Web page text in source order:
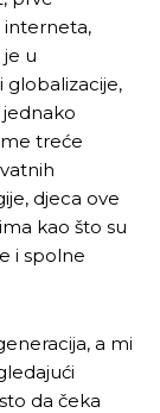
što ste
što ste
interneta,
u
treće
djeca ove
kao što su
i spolne
a mi
da čeka